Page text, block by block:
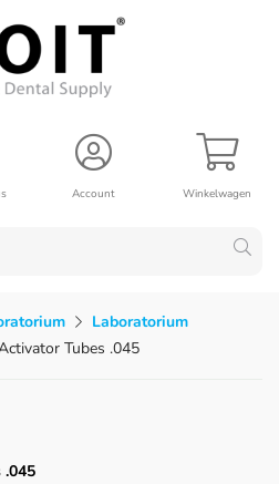
Winkelwagen
Account
Laboratorium
Tubes .045